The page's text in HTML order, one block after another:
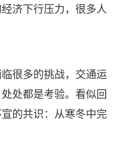
济下行压力，很多人
很多的挑战，交通运
处都是考验。看似回
的共识：从寒冬中完